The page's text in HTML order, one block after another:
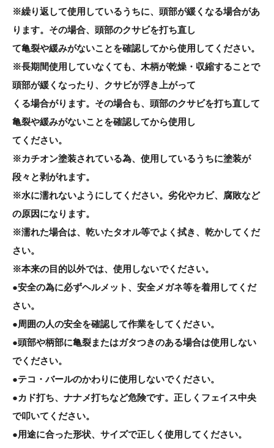
※繰り返して使用しているうちに、頭部が緩くなる場合があ
ります。その場合、頭部のクサビを打ち直し
て亀裂や緩みがないことを確認してから使用してください。
※長期間使用していなくても、木柄が乾燥・収縮することで
頭部が緩くなったり、クサビが浮き上がって
くる場合がります。その場合も、頭部のクサビを打ち直して
亀裂や緩みがないことを確認してから使用し
てください。
※カチオン塗装されている為、使用しているうちに塗装が
段々と剥がれます。
※水に濡れないようにしてください。劣化やカビ、腐敗など
の原因になります。
※濡れた場合は、乾いたタオル等でよく拭き、乾かしてくだ
さい。
※本来の目的以外では、使用しないでください。
●安全の為に必ずヘルメット、安全メガネ等を着用してくだ
さい。
●周囲の人の安全を確認して作業をしてください。
●頭部や柄部に亀裂またはガタつきのある場合は使用しない
でください。
●テコ・バールのかわりに使用しないでください。
●カド打ち、ナナメ打ちなど危険です。正しくフェイス中央
で叩いてください。
●用途に合った形状、サイズで正しく使用してください。